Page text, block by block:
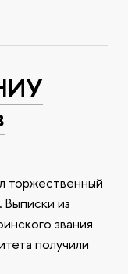
торжественный
из
звания
получили